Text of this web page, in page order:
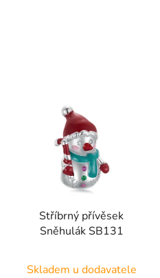
Stříbrný přívěsek
Sněhulák SB131
Skladem u dodavatele